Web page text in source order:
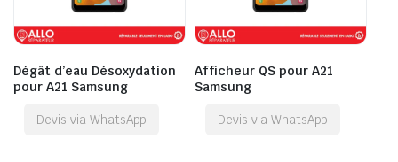
Dégât d’eau Désoxydation
pour A21 Samsung
Devis via WhatsApp
Afficheur QS pour A21
Samsung
Devis via WhatsApp